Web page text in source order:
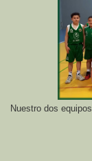
Nuestro dos equipos